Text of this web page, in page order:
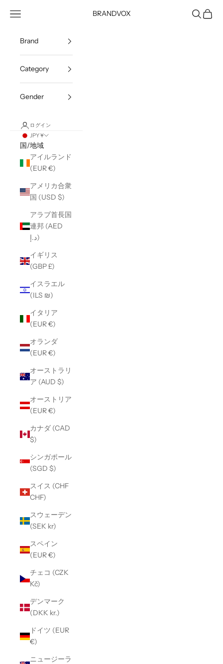
BRANDVOX
メニューを開く 検索を開
カー
Brand
Category
Gender
ログイン
JPY ¥
国/地域
アイルランド
(EUR €)
アメリカ合衆
国 (USD $)
アラブ首長国
連邦 (AED
د.إ)
イギリス
(GBP £)
イスラエル
(ILS ₪)
イタリア
(EUR €)
オランダ
(EUR €)
オーストラリ
ア (AUD $)
オーストリア
(EUR €)
カナダ (CAD
$)
シンガポール
(SGD $)
スイス (CHF
CHF)
スウェーデン
(SEK kr)
スペイン
(EUR €)
チェコ (CZK
Kč)
デンマーク
(DKK kr.)
ドイツ (EUR
€)
ニュージーラ